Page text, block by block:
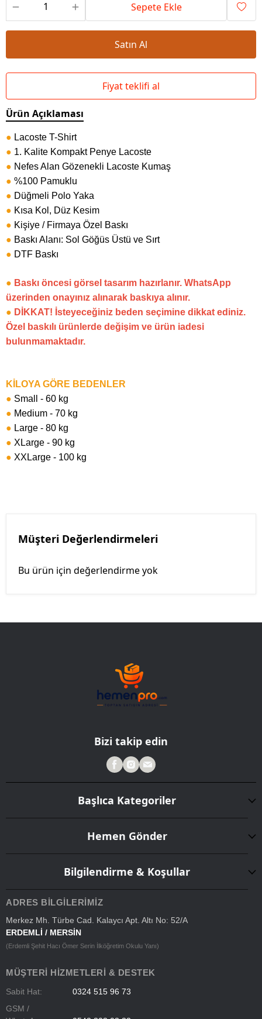
Sepete Ekle
Satın Al
Fiyat teklifi al
Ürün Açıklaması
● Lacoste T-Shirt
● 1. Kalite Kompakt Penye Lacoste
● Nefes Alan Gözenekli Lacoste Kumaş
● %100 Pamuklu
● Düğmeli Polo Yaka
● Kısa Kol, Düz Kesim
● Kişiye / Firmaya Özel Baskı
● Baskı Alanı: Sol Göğüs Üstü ve Sırt
● DTF Baskı
● Baskı öncesi görsel tasarım hazırlanır. WhatsApp
üzerinden onayınız alınarak baskıya alınır.
● DİKKAT! İsteyeceğiniz beden seçimine dikkat ediniz.
Özel baskılı ürünlerde değişim ve ürün iadesi
bulunmamaktadır.
KİLOYA GÖRE BEDENLER
● Small - 60 kg
● Medium - 70 kg
● Large - 80 kg
● XLarge - 90 kg
● XXLarge - 100 kg
Müşteri Değerlendirmeleri
Bu ürün için değerlendirme yok
Bizi takip edin
Başlıca Kategoriler
Hemen Gönder
Bilgilendirme & Koşullar
ADRES BILGILERIMIZ
Merkez Mh. Türbe Cad. Kalaycı Apt. Altı No: 52/A
ERDEMLİ / MERSİN
(Erdemli Şehit Hacı Ömer Serin İlköğretim Okulu Yanı)
MÜŞTERI HIZMETLERI & DESTEK
Sabit Hat:
0324 515 96 73
GSM /